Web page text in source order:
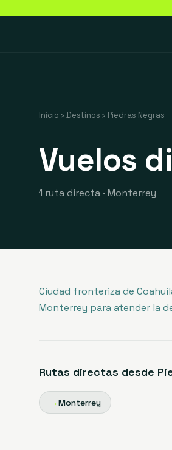
Inicio › Destinos › Piedras Negras
Vuelos
1 ruta directa · Monterrey
Ciudad fronteriza de
Monterrey para atender la
Rutas directas desde
→Monterrey